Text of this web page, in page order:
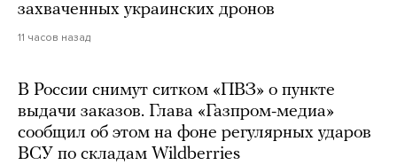
захваченных украинских дронов
11 часов назад
В России снимут ситком «ПВЗ» о пункте
выдачи заказов. Глава «Газпром-медиа»
сообщил об этом на фоне регулярных ударов
ВСУ по складам Wildberries